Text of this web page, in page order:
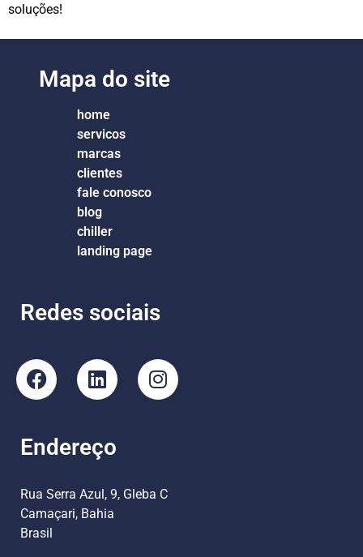
soluções!
Mapa do site
home
servicos
marcas
clientes
fale conosco
blog
chiller
landing page
Redes sociais
Endereço
Rua Serra Azul, 9, Gleba C
Camaçari, Bahia
Brasil